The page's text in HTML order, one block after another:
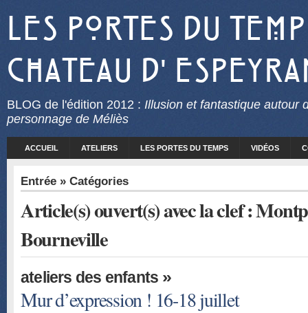
Les Portes du
Chateau d'
BLOG de l'édition 2012 : Illusion et fantastique autour
personnage de Méliès
ACCUEIL ATELIERS LES PORTES DU TEMPS VIDÉOS
Entrée » Catégories
Article(s) ouvert(s) avec la clef :
Bourneville
ateliers des enfants »
Mur d’expression ! 16-18 juillet